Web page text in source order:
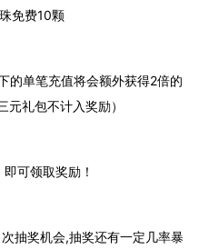
免费10颗
的单笔充值将会额外获得2倍的
礼包不计入奖励）
可领取奖励！
抽奖机会,抽奖还有一定几率暴